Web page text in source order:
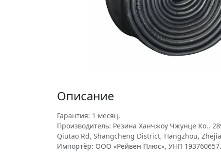
Описание
Гарантия: 1 месяц.
Производитель: Резина Ханчжоу Чжунце Ко.,
Qiutao Rd, Shangcheng District, Hangzhou,
Импортёр: ООО «Рейвен Плюс», УНП 193760657.